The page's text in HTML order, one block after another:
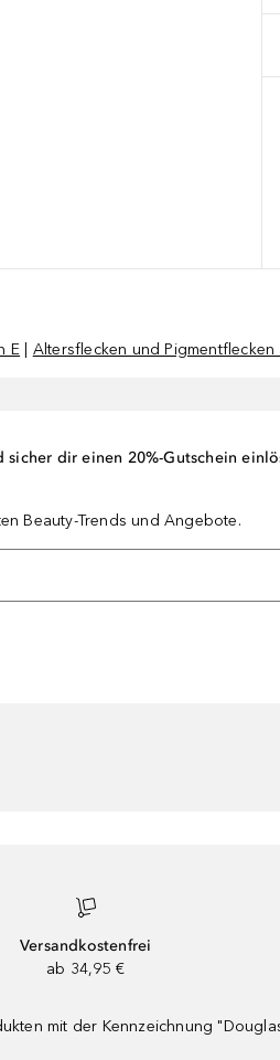
E Altersflecken und Pigmentflecken
dir einen 20%-Gutschein
Beauty-Trends und Angebote.
Versandkostenfrei
ab 34,95 €
mit der Kennzeichnung